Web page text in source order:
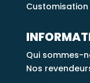
Customisation
Qui sommes-
Nos